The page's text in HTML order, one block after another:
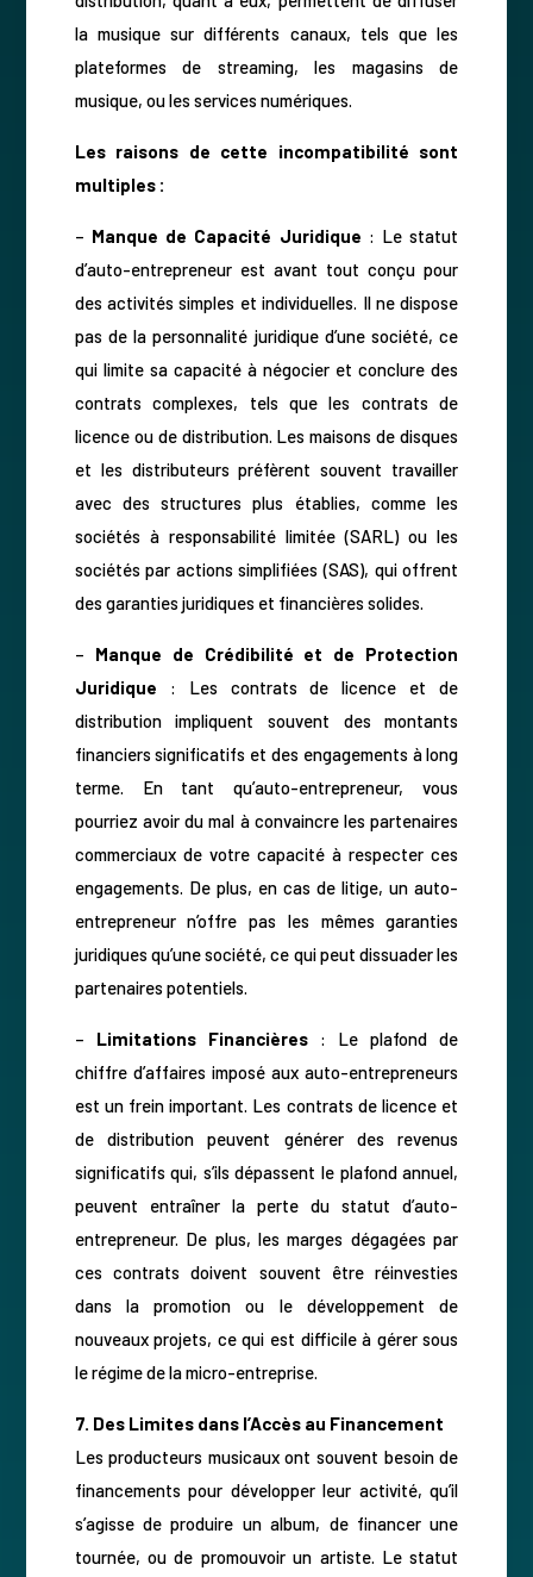
la musique sur différents canaux, tels que les
plateformes de streaming, les magasins de
musique, ou les services numériques.
Les raisons de cette incompatibilité sont
multiples :
– Manque de Capacité Juridique : Le statut
d’auto-entrepreneur est avant tout conçu pour
des activités simples et individuelles. Il ne dispose
pas de la personnalité juridique d’une société, ce
qui limite sa capacité à négocier et conclure des
contrats complexes, tels que les contrats de
licence ou de distribution. Les maisons de disques
et les distributeurs préfèrent souvent travailler
avec des structures plus établies, comme les
sociétés à responsabilité limitée (SARL) ou les
sociétés par actions simplifiées (SAS), qui offrent
des garanties juridiques et financières solides.
– Manque de Crédibilité et de Protection
Juridique : Les contrats de licence et de
distribution impliquent souvent des montants
financiers significatifs et des engagements à long
terme. En tant qu’auto-entrepreneur, vous
pourriez avoir du mal à convaincre les partenaires
commerciaux de votre capacité à respecter ces
engagements. De plus, en cas de litige, un auto-
entrepreneur n’offre pas les mêmes garanties
juridiques qu’une société, ce qui peut dissuader les
partenaires potentiels.
– Limitations Financières: Le plafond de
chiffre d’affaires imposé aux auto-entrepreneurs
est un frein important. Les contrats de licence et
de distribution peuvent générer des revenus
significatifs qui, s’ils dépassent le plafond annuel,
peuvent entraîner la perte du statut d’auto-
entrepreneur. De plus, les marges dégagées par
ces contrats doivent souvent être réinvesties
dans la promotion ou le développement de
nouveaux projets, ce qui est difficile à gérer sous
le régime de la micro-entreprise.
7. Des Limites dans l’Accès au Financement
Les producteurs musicaux ont souvent besoin de
financements pour développer leur activité, qu’il
s’agisse de produire un album, de financer une
tournée, ou de promouvoir un artiste. Le statut